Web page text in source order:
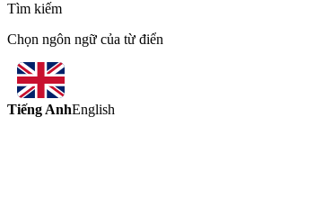
Tìm kiếm
Chọn ngôn ngữ của từ điển
Tiếng AnhEnglish